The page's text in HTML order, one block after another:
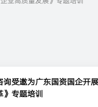
询受邀为广东国资国企开
》专题培训